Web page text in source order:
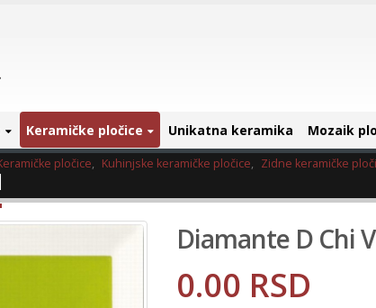
Keramičke pločice Unikatna keramika Mozaik
pločice, Kuhinjske keramičke pločice, Zidne keramičke
Diamante D Chi
0.00 RSD